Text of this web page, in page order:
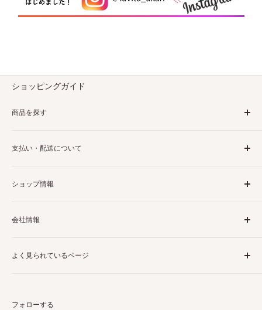
ショッピングガイド
商品を探す
カテゴリから探す
返金ポリシー
支払い・配送について
お支払いについて
よくある質問
ショップ情報
利用規約
会社情報
ラ・ヴィータ株式会社HPへ
よく見られているページ
ルイスポールセン パンテラ
フォローする